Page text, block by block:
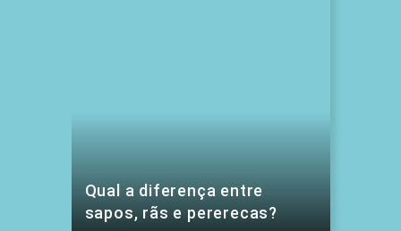
Qual a diferença entre
sapos, rãs e pererecas?